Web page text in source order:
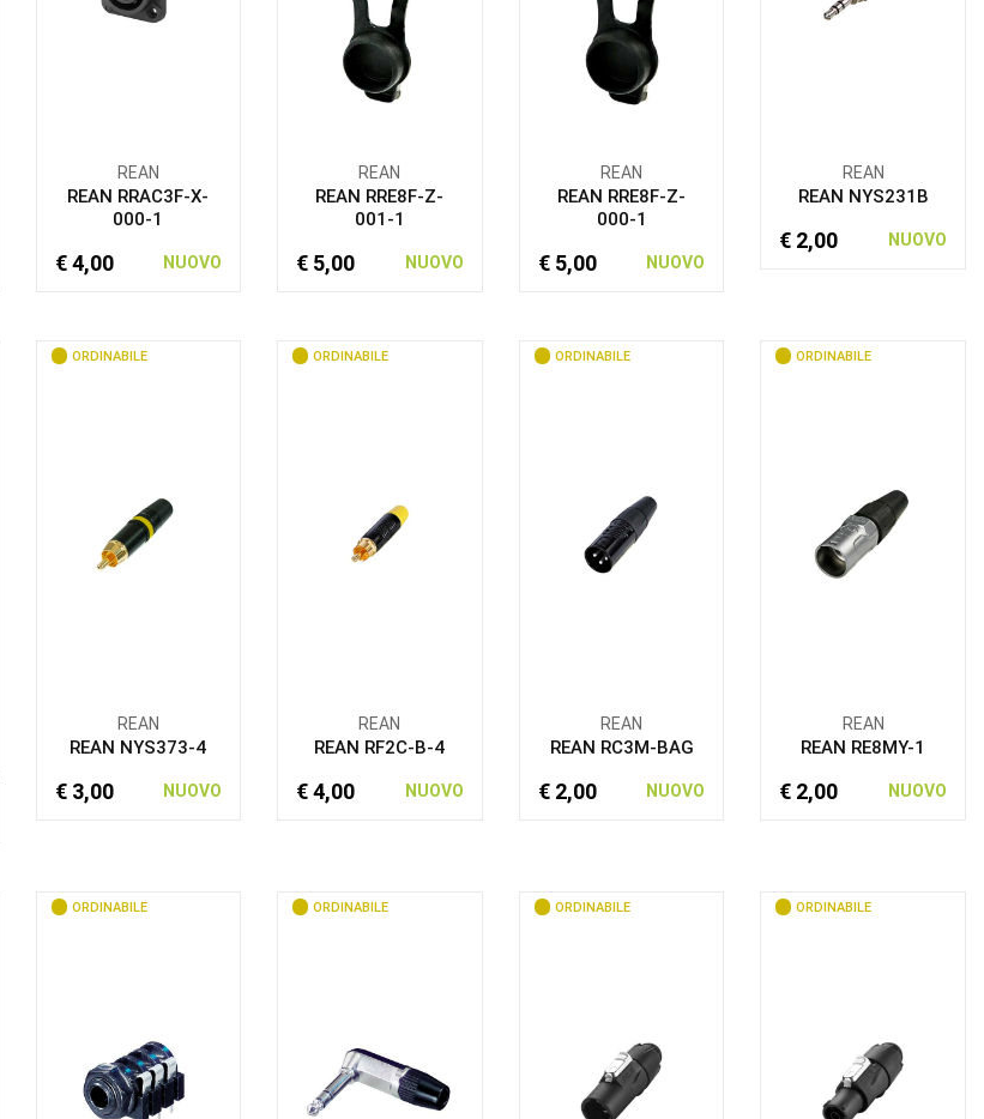
REAN
REAN RRAC3F-X-
000-1
€ 4,00 NUOVO
REAN
REAN RRE8F-Z-
001-1
€ 5,00 NUOVO
REAN
REAN RRE8F-Z-
000-1
€ 5,00 NUOVO
REAN
REAN NYS231B
€ 2,00 NUOVO
ORDINABILE
REAN
REAN NYS373-4
€ 3,00 NUOVO
ORDINABILE
REAN
REAN RF2C-B-4
€ 4,00 NUOVO
ORDINABILE
REAN
REAN RC3M-BAG
€ 2,00 NUOVO
ORDINABILE
REAN
REAN RE8MY-1
€ 2,00 NUOVO
ORDINABILE ORDINABILE ORDINABILE ORDINABILE